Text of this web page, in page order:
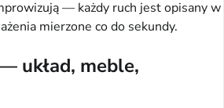
— każdy ruch jest opisany w
mierzone co do sekundy.
układ, meble,